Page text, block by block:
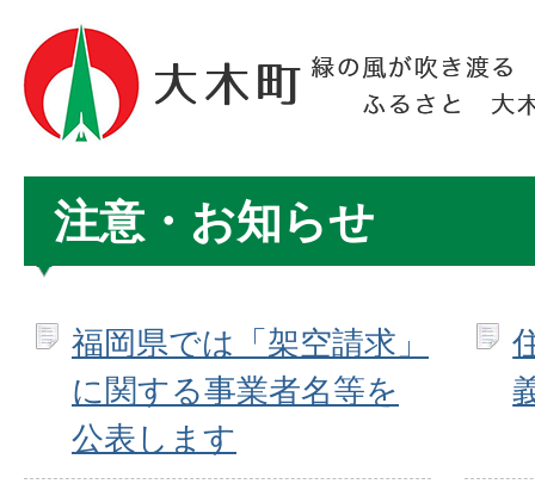
注意・お知らせ
福岡県では「架空請求」
に関する事業者名等を
公表します